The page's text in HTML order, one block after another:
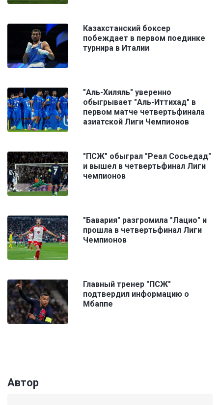
Казахстанский боксер
побеждает в первом поединке
турнира в Италии
"Аль-Хиляль" уверенно
обыгрывает "Аль-Иттихад" в
первом матче четвертьфинала
азиатской Лиги Чемпионов
"ПСЖ" обыграл "Реал Сосьедад"
и вышел в четвертьфинал Лиги
чемпионов
"Бавария" разгромила "Лацио" и
прошла в четвертьфинал Лиги
Чемпионов
Главный тренер "ПСЖ"
подтвердил информацию о
Мбаппе
Автор